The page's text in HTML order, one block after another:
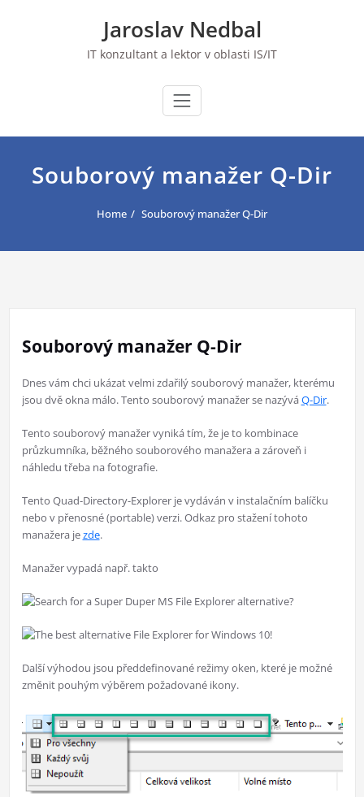
Jaroslav Nedbal
IT konzultant a lektor v oblasti IS/IT
Souborový manažer Q-Dir
Home Souborový manažer Q-Dir
Souborový manažer Q-Dir
Dnes vám chci ukázat velmi zdařilý souborový manažer, kterému
jsou dvě okna málo. Tento souborový manažer se nazýváQ-Dir.
Tento souborový manažer vyniká tím, že je to kombinace
průzkumníka, běžného souborového manažera a zároveň i
náhledu třeba na fotografie.
Tento Quad-Directory-Explorer je vydáván v instalačním balíčku
nebo v přenosné (portable) verzi. Odkaz pro stažení tohoto
manažera jezde.
Manažer vypadá např. takto
Další výhodou jsou předdefinované režimy oken, které je možné
změnit pouhým výběrem požadované ikony.